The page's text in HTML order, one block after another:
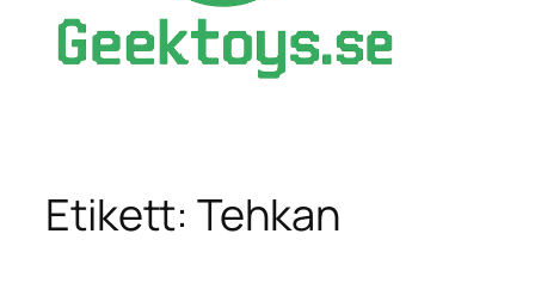
Etikett:Tehkan